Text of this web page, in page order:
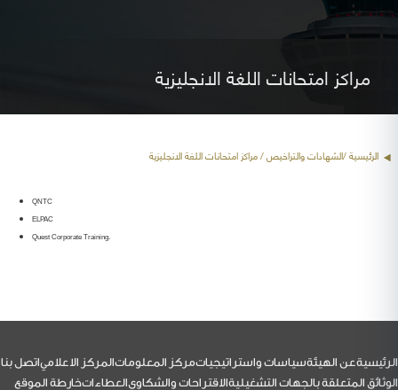
مراكز امتحانات اللغة الانجليزية
الرئيسية /الشهادات والتراخيص/ مراكز امتحانات اللغة الانجليزية
QNTC
ELPAC
Quest Corporate Training.
التذييل
الرئيسيةعن الهيئةسياسات واستراتيجياتمركز المعلوماتالمركز الاعلامياتصل بنا
الوثائق المتعلقة بالجهات التشغيليةالاقتراحات والشكاويالعطاءاتخارطة الموقع